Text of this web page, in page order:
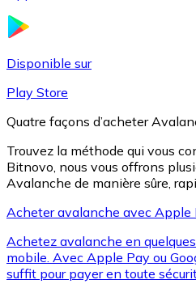
XRP
XRP
Disponible sur
Play Store
Quatre façons d’acheter
Trouvez la méthode qui vous
Bitnovo, nous vous offrons
Avalanche de manière sûre,
Acheter avalanche avec Apple
Achetez avalanche en
mobile. Avec Apple Pay ou
suffit pour payer en toute